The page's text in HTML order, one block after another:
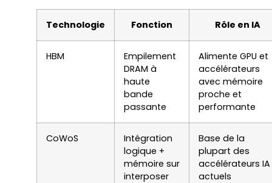
Technologie Fonction Rôle en IA
HBM
Empilement
DRAM à
haute
bande
passante
Alimente GPU et
accélérateurs
avec mémoire
proche et
performante
CoWoS
Intégration
logique +
mémoire sur
interposer
Base de la
plupart des
accélérateurs IA
actuels